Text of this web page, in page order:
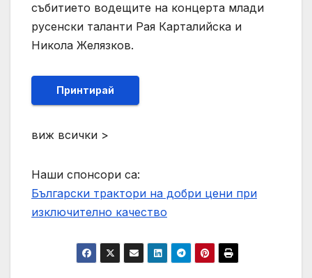
събитието водещите на концерта млади
русенски таланти Рая Карталийска и
Никола Желязков.
Принтирай
виж всички >
Наши спонсори са:
Български трактори на добри цени при
изключително качество